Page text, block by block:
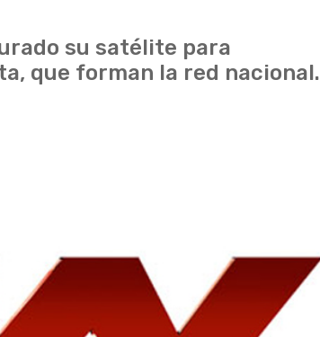
su satélite para
que forman la red nacional.